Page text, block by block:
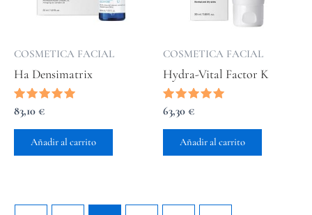
COSMETICA FACIAL
Ha Densimatrix
Valorado
con
5.00
de 5
83,10 €
Añadir al carrito
COSMETICA FACIAL
Hydra-Vital Factor K
Valorado
con
5.00
de 5
63,30 €
Añadir al carrito